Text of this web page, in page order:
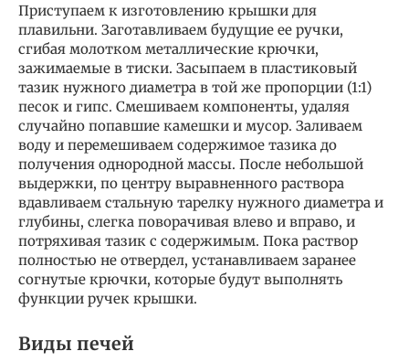
Приступаем к изготовлению крышки для
плавильни. Заготавливаем будущие ее ручки,
сгибая молотком металлические крючки,
зажимаемые в тиски. Засыпаем в пластиковый
тазик нужного диаметра в той же пропорции (1:1)
песок и гипс. Смешиваем компоненты, удаляя
случайно попавшие камешки и мусор. Заливаем
воду и перемешиваем содержимое тазика до
получения однородной массы. После небольшой
выдержки, по центру выравненного раствора
вдавливаем стальную тарелку нужного диаметра и
глубины, слегка поворачивая влево и вправо, и
потряхивая тазик с содержимым. Пока раствор
полностью не отвердел, устанавливаем заранее
согнутые крючки, которые будут выполнять
функции ручек крышки.
Виды печей